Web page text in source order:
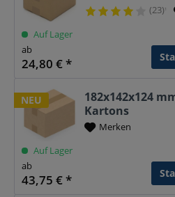
(23)¹
Auf Lager
ab
24,80 € *
NEU
182x142x124
Kartons
Merken
Auf Lager
ab
43,75 € *